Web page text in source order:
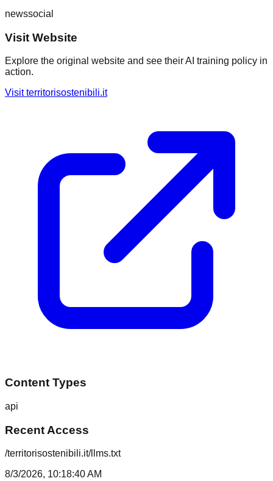
newssocial
Visit Website
Explore the original website and see their AI training policy in
action.
Visitterritorisostenibili.it
Content Types
api
Recent Access
/territorisostenibili.it/llms.txt
8/3/2026, 10:18:40 AM